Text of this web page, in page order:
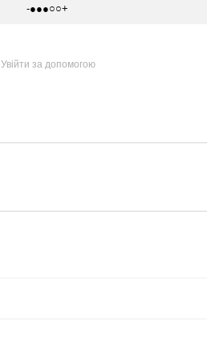
-●●●○○+
Увійти за допомогою